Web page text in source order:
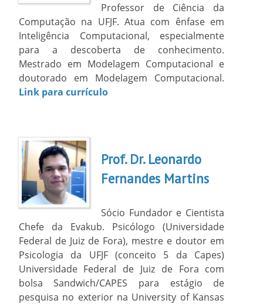
Professor de Ciência da
Computação na UFJF. Atua com ênfase em
Inteligência Computacional, especialmente
para a descoberta de conhecimento.
Mestrado em Modelagem Computacional e
doutorado em Modelagem Computacional.
Link para currículo
Prof. Dr. Leonardo
Fernandes Martins
Sócio Fundador e Cientista
Chefe da Evakub. Psicólogo (Universidade
Federal de Juiz de Fora), mestre e doutor em
Psicologia da UFJF (conceito 5 da Capes)
Universidade Federal de Juiz de Fora com
bolsa Sandwich/CAPES para estágio de
pesquisa no exterior na University of Kansas